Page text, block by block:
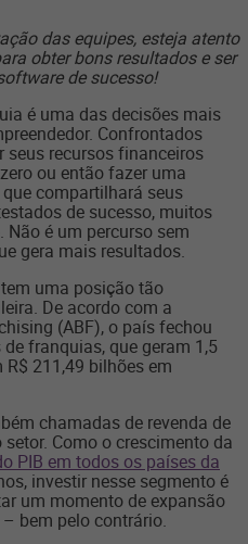
das equipes, esteja atento
obter bons resultados e ser
de sucesso!
é uma das decisões mais
Confrontados
recursos financeiros
ou então fazer uma
compartilhará seus
de sucesso, muitos
é um percurso sem
gera mais resultados.
tem uma posição tão
De acordo com a
(ABF), o país fechou
franquias, que geram 1,5
211,49 bilhões em
chamadas de revenda de
Como o crescimento da
PIB em todos os países da
investir nesse segmento é
um momento de expansão
bem pelo contrário.